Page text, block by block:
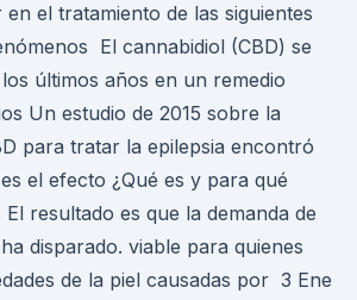
el tratamiento de las siguientes
El cannabidiol (CBD) se
últimos años en un remedio
Un estudio de 2015 sobre la
para tratar la epilepsia encontró
el efecto ¿Qué es y para qué
resultado es que la demanda de
disparado. viable para quienes
de la piel causadas por 3 Ene